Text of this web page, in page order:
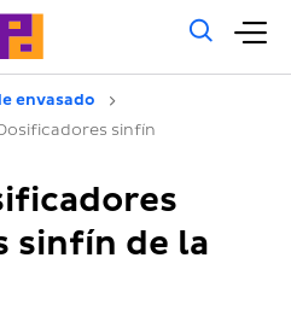
envasado
sinfín
sinfín de la